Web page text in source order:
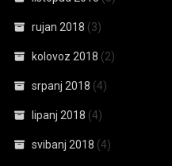
rujan 2018 (3)
kolovoz 2018 (2)
srpanj 2018 (4)
lipanj 2018 (4)
svibanj 2018 (4)